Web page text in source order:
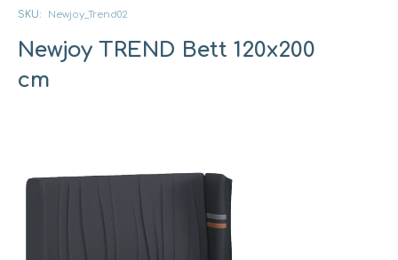
Newjoy TREND Bett 120x200
cm
SKU: Newjoy_Trend02